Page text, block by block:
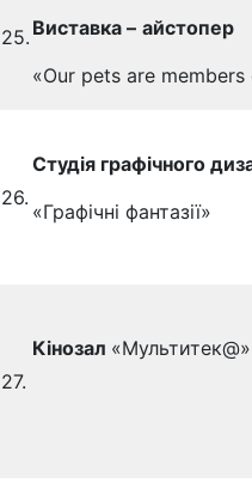
25. Виставка – айстопер
«Our pets are
26.
Студія графічного
«Графічні фантазії»
27.
Кінозал «Мультитек@»